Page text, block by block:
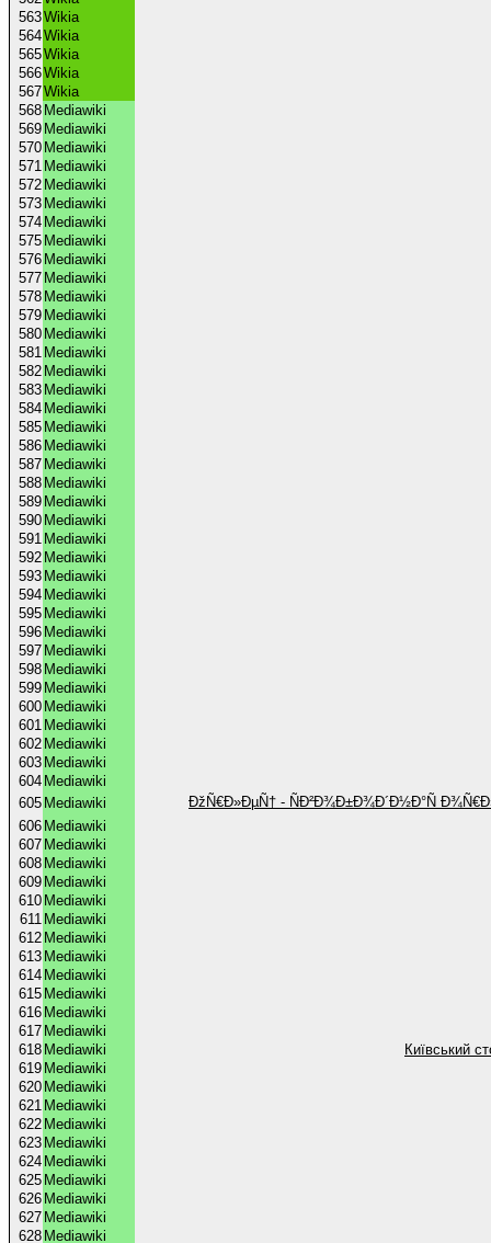
563Wikia
564Wikia
565Wikia
566Wikia
567Wikia
568 Mediawiki
569 Mediawiki
570 Mediawiki
571 Mediawiki
572 Mediawiki
573 Mediawiki
574 Mediawiki
575 Mediawiki
576 Mediawiki
577 Mediawiki
578 Mediawiki
579 Mediawiki
580 Mediawiki
581 Mediawiki
582 Mediawiki
583 Mediawiki
584 Mediawiki
585 Mediawiki
586 Mediawiki
587 Mediawiki
588 Mediawiki
589 Mediawiki
590 Mediawiki
591 Mediawiki
592 Mediawiki
593 Mediawiki
594 Mediawiki
595 Mediawiki
596 Mediawiki
597 Mediawiki
598 Mediawiki
599 Mediawiki
600 Mediawiki
601 Mediawiki
602 Mediawiki
603 Mediawiki
604 Mediawiki
605 Mediawiki
ÐžÑ€Ð»ÐµÑ† - ÑÐ²Ð¾Ð±Ð¾Ð´Ð½Ð°Ñ
606 Mediawiki
607 Mediawiki
608 Mediawiki
609 Mediawiki
610 Mediawiki
611 Mediawiki
612 Mediawiki
613 Mediawiki
614 Mediawiki
615 Mediawiki
616 Mediawiki
617 Mediawiki
618 Mediawiki
Київський
619 Mediawiki
620 Mediawiki
621 Mediawiki
622 Mediawiki
623 Mediawiki
624 Mediawiki
625 Mediawiki
626 Mediawiki
627 Mediawiki
628 Mediawiki